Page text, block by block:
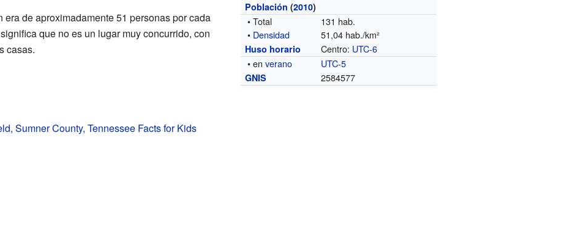
Población (2010)
• Total
131 hab.
• Densidad 51,04 hab./km²
Huso horario Centro: UTC-6
• enverano UTC-5
GNIS 2584577
de aproximadamente 51 personas por cada
que no es un lugar muy concurrido, con
casas.
Sumner County, Tennessee Facts for Kids